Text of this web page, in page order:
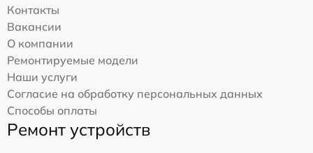
Контакты
Вакансии
О компании
Ремонтируемые модели
Наши услуги
Согласие на обработку персональных данных
Способы оплаты
Ремонт устройств